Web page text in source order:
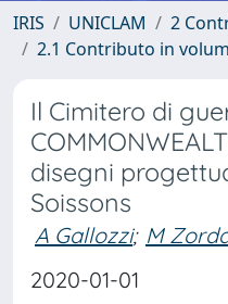
IRIS UNICLAM
2
2.1 Contributo in
Il Cimitero di
disegni
Soissons
A Gallozzi; M
2020-01-01